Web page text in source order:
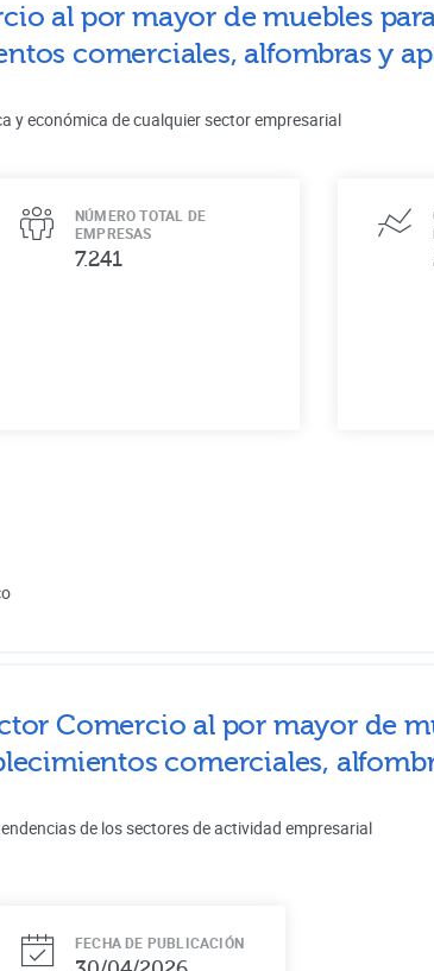
al por mayor de muebles
comerciales, alfombras y
y económica de cualquier sector empresarial
NÚMERO TOTAL DE
EMPRESAS
7.241
Comercio al por mayor de
comerciales,
de los sectores de actividad empresarial
FECHA DE PUBLICACIÓN